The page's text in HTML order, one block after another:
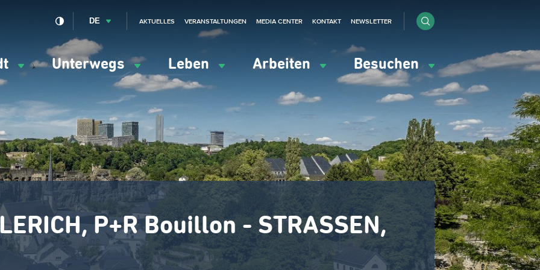
Unterwegs Leben Arbeiten Besuchen
DE AKTUELLES VERANSTALTUNGEN MEDIA CENTER KONTAKT NEWSLETTER
P+R Bouillon - STRASSEN,